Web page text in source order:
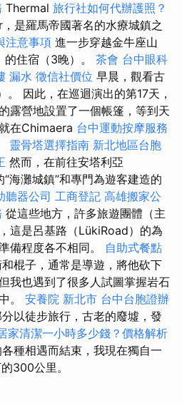
Thermal 旅行社如何代辦護照？
是羅馬帝國著名的水療城鎮之
注意事項 進一步穿越金牛座山
住宿（3晚）。 茶會 台中眼科
漏水 徵信社價位 早晨，觀看古
因此，在巡迴演出的第17天，
露營地設置了一個帳篷，等到天
在Chimaera 台中運動按摩服務
靈骨塔選擇指南 新北地區台胞
然而，在前往安塔利亞
“海灘城鎮”和專門為遊客建造的
聽器公司 工商登記 高雄搬家公
從這些地方，許多旅遊團體（主
這是呂基路（LükiRoad）的為
備程度各不相同。 自助式餐點
棍子，通常是導遊，將他砍下
我也遇到了很多人試圖掌握岩石
。 安養院 新北市 台中台胞證辦
以徒步旅行，古老的廢墟，發
家清潔一小時多少錢？價格解析
種相遇而結束，我現在獨自一
300公里。